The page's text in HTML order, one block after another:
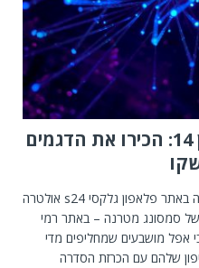
השקת אייפון 14: הכירו את הדגמים
גלקסי s24 – להזמנה באתר פלאפון גלקסי s24 אולטרה
סמסונג מטרנה – באתר רמי
אפל מושבעים שמחליפים מדי
שלהם עם הכרזת הסדרה